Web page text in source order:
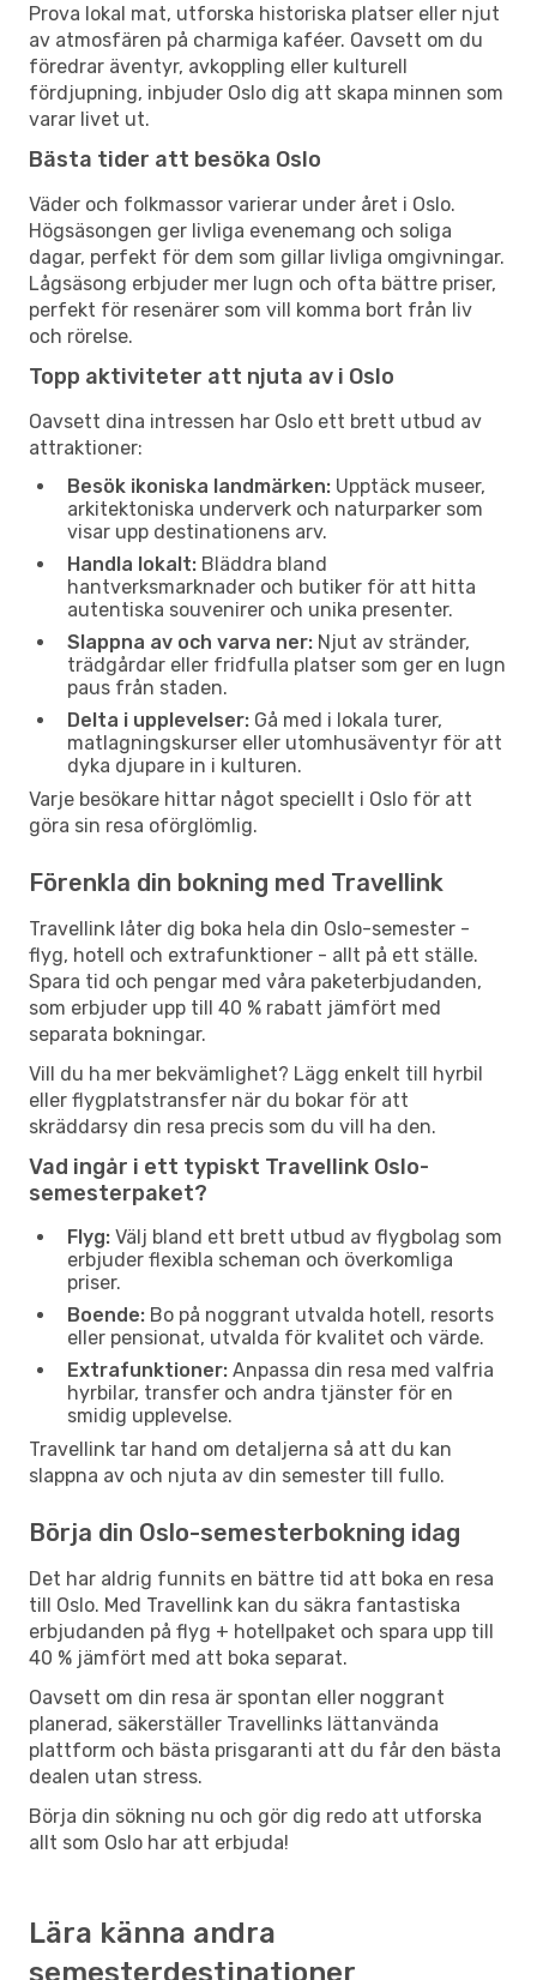
Prova lokal mat, utforska historiska platser eller njut
av atmosfären på charmiga kaféer. Oavsett om du
föredrar äventyr, avkoppling eller kulturell
fördjupning, inbjuder Oslo dig att skapa minnen som
varar livet ut.
Bästa tider att besöka Oslo
Väder och folkmassor varierar under året i Oslo.
Högsäsongen ger livliga evenemang och soliga
dagar, perfekt för dem som gillar livliga omgivningar.
Lågsäsong erbjuder mer lugn och ofta bättre priser,
perfekt för resenärer som vill komma bort från liv
och rörelse.
Topp aktiviteter att njuta av i Oslo
Oavsett dina intressen har Oslo ett brett utbud av
attraktioner:
Besök ikoniska landmärken: Upptäck museer,
arkitektoniska underverk och naturparker som
visar upp destinationens arv.
Handla lokalt: Bläddra bland
hantverksmarknader och butiker för att hitta
autentiska souvenirer och unika presenter.
Slappna av och varva ner: Njut av stränder,
trädgårdar eller fridfulla platser som ger en lugn
paus från staden.
Delta i upplevelser: Gå med i lokala turer,
matlagningskurser eller utomhusäventyr för att
dyka djupare in i kulturen.
Varje besökare hittar något speciellt i Oslo för att
göra sin resa oförglömlig.
Förenkla din bokning med Travellink
Travellink låter dig boka hela din Oslo-semester -
flyg, hotell och extrafunktioner - allt på ett ställe.
Spara tid och pengar med våra paketerbjudanden,
som erbjuder upp till 40 % rabatt jämfört med
separata bokningar.
Vill du ha mer bekvämlighet? Lägg enkelt till hyrbil
eller flygplatstransfer när du bokar för att
skräddarsy din resa precis som du vill ha den.
Vad ingår i ett typiskt Travellink Oslo-
semesterpaket?
Flyg: Välj bland ett brett utbud av flygbolag som
erbjuder flexibla scheman och överkomliga
priser.
Boende: Bo på noggrant utvalda hotell, resorts
eller pensionat, utvalda för kvalitet och värde.
Extrafunktioner: Anpassa din resa med valfria
hyrbilar, transfer och andra tjänster för en
smidig upplevelse.
Travellink tar hand om detaljerna så att du kan
slappna av och njuta av din semester till fullo.
Börja din Oslo-semesterbokning idag
Det har aldrig funnits en bättre tid att boka en resa
till Oslo. Med Travellink kan du säkra fantastiska
erbjudanden på flyg + hotellpaket och spara upp till
40 % jämfört med att boka separat.
Oavsett om din resa är spontan eller noggrant
planerad, säkerställer Travellinks lättanvända
plattform och bästa prisgaranti att du får den bästa
dealen utan stress.
Börja din sökning nu och gör dig redo att utforska
allt som Oslo har att erbjuda!
Lära känna andra
semesterdestinationer